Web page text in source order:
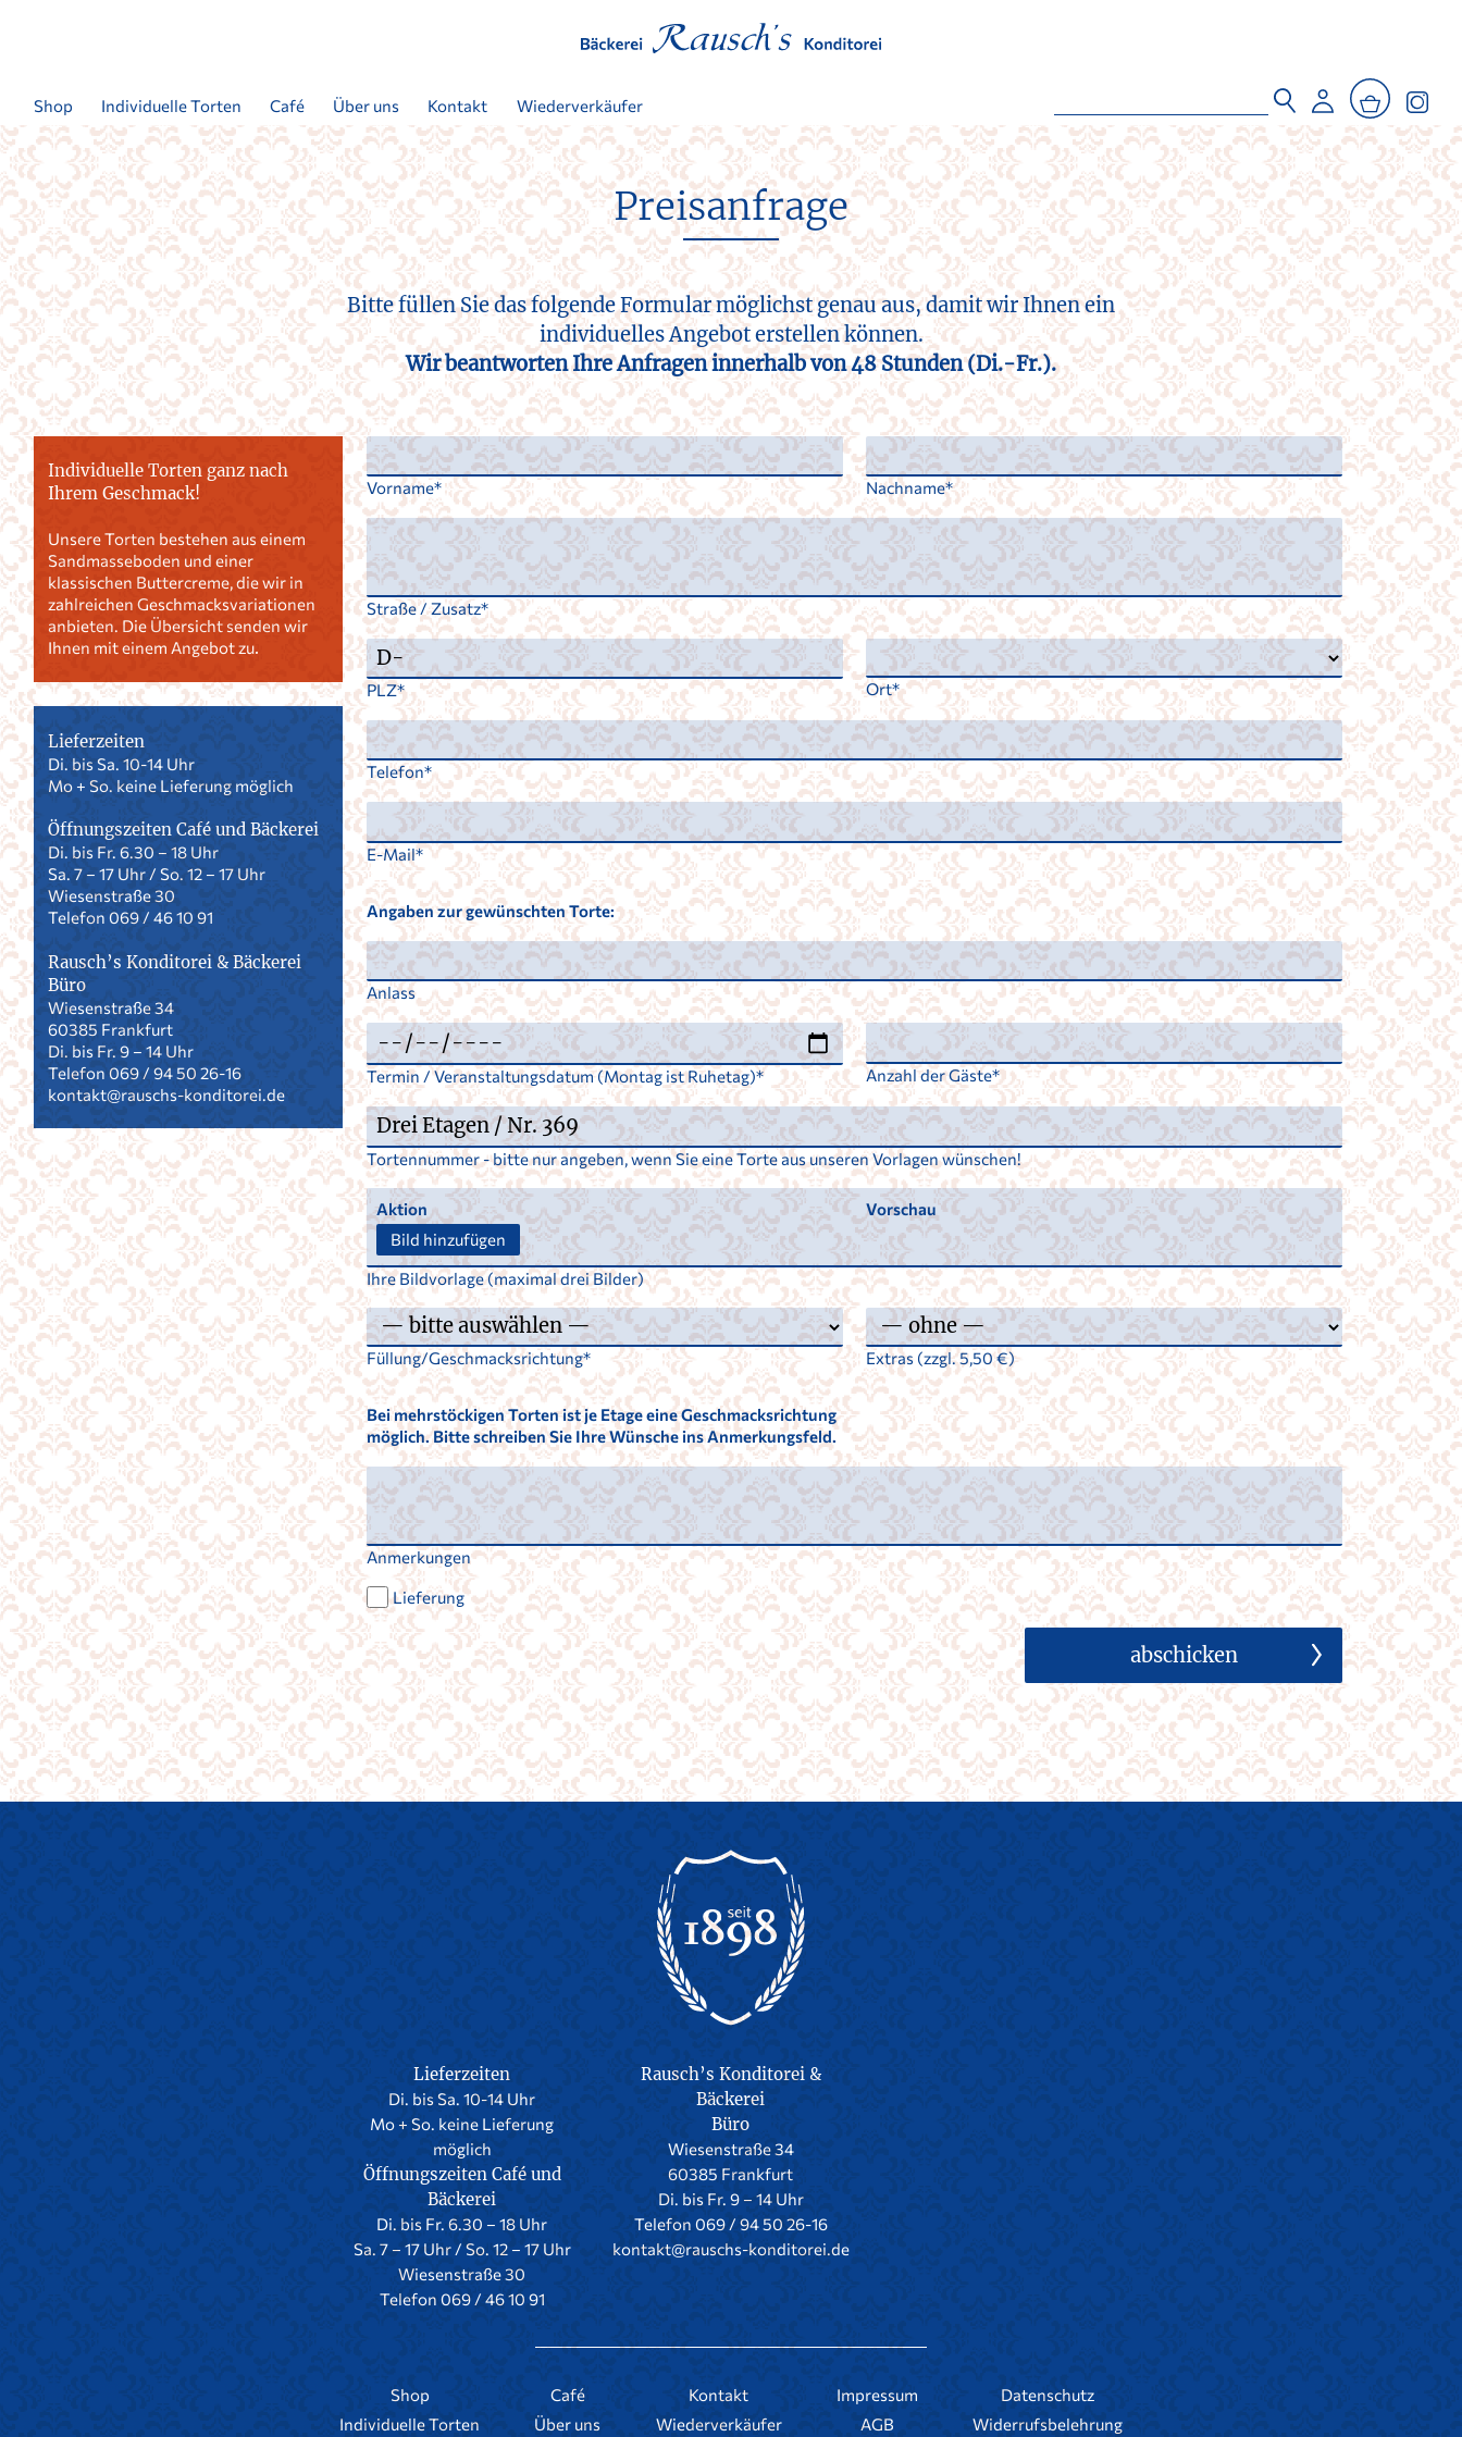
Shop Individuelle Torten Café Über uns Kontakt Wiederverkäufer
Preisanfrage
Bitte füllen Sie das folgende Formular möglichst genau aus, damit wir Ihnen ein
individuelles Angebot erstellen können.
Wir beantworten Ihre Anfragen innerhalb von 48 Stunden (Di.-Fr.).
Individuelle Torten ganz nach
Ihrem Geschmack!
Unsere Torten bestehen aus einem
Sandmasseboden und einer
klassischen Buttercreme, die wir in
zahlreichen Geschmacksvariationen
anbieten. Die Übersicht senden wir
Ihnen mit einem Angebot zu.
Lieferzeiten
Di. bis Sa. 10-14 Uhr
Mo + So. keine Lieferung möglich
Öffnungszeiten Café und Bäckerei
Di. bis Fr. 6.30 – 18 Uhr
Sa. 7 – 17 Uhr / So. 12 – 17 Uhr
Wiesenstraße 30
Telefon 069 / 46 10 91
Rausch’s Konditorei & Bäckerei
Büro
Wiesenstraße 34
60385 Frankfurt
Di. bis Fr. 9 – 14 Uhr
Telefon 069 / 94 50 26-16
kontakt@rauschs-konditorei.de
Vorname Nachname
Straße / Zusatz
PLZ Ort
Telefon
E-Mail
Angaben zur gewünschten Torte:
Anlass
Termin / Veranstaltungsdatum (Montag ist Ruhetag) Anzahl der Gäste
Tortennummer - bitte nur angeben, wenn Sie eine Torte aus unseren Vorlagen wünschen!
Aktion
Vorschau
Bild hinzufügen
Ihre Bildvorlage (maximal drei Bilder)
Füllung/Geschmacksrichtung Extras (zzgl. 5,50 €)
Bei mehrstöckigen Torten ist je Etage eine Geschmacksrichtung
möglich. Bitte schreiben Sie Ihre Wünsche ins Anmerkungsfeld.
Anmerkungen
Lieferung
abschicken
Lieferzeiten
Di. bis Sa. 10-14 Uhr
Mo + So. keine Lieferung
möglich
Öffnungszeiten Café und
Bäckerei
Di. bis Fr. 6.30 – 18 Uhr
Sa. 7 – 17 Uhr / So. 12 – 17 Uhr
Wiesenstraße 30
Telefon 069 / 46 10 91
Rausch’s Konditorei &
Bäckerei
Büro
Wiesenstraße 34
60385 Frankfurt
Di. bis Fr. 9 – 14 Uhr
Telefon 069 / 94 50 26-16
kontakt@rauschs-konditorei.de
Shop
Individuelle Torten
Café
Über uns
Kontakt
Wiederverkäufer
Impressum
AGB
Datenschutz
Widerrufsbelehrung